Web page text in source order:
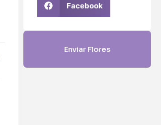
Facebook
Enviar Flores